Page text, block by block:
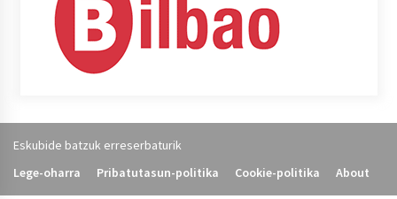
Eskubide batzuk erreserbaturik
Lege-oharra
Pribatutasun-politika Cookie-politika About